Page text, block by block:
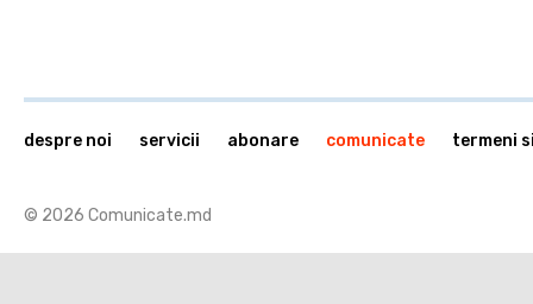
© 2026 Comunicate.md
despre noi servicii abonare comunicate termeni